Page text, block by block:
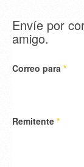
Envíe por
amigo.
Correo para *
Remitente *